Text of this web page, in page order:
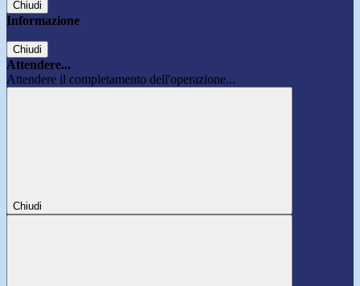
Chiudi
Informazione
Chiudi
Attendere...
Attendere il completamento dell'operazione...
Chiudi